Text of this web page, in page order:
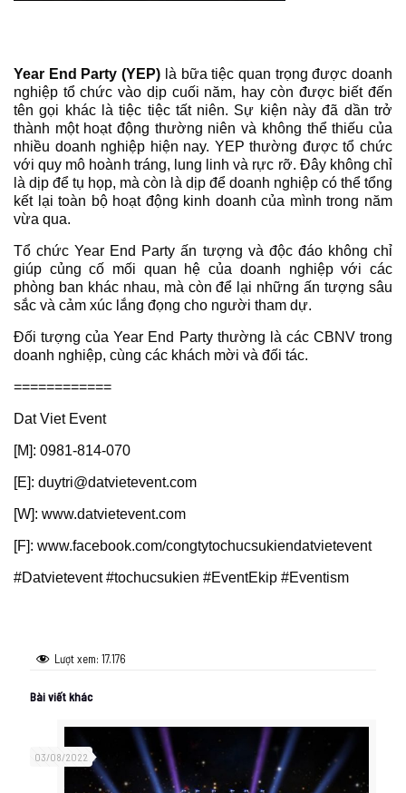
Year End Party (YEP) là bữa tiệc quan trọng được doanh
nghiệp tổ chức vào dịp cuối năm, hay còn được biết đến
tên gọi khác là tiệc tiệc tất niên. Sự kiện này đã dần trở
thành một hoạt động thường niên và không thể thiếu của
nhiều doanh nghiệp hiện nay. YEP thường được tổ chức
với quy mô hoành tráng, lung linh và rực rỡ. Đây không chỉ
là dịp để tụ họp, mà còn là dịp để doanh nghiệp có thể tổng
kết lại toàn bộ hoạt động kinh doanh của mình trong năm
vừa qua.
Tổ chức Year End Party ấn tượng và độc đáo không chỉ
giúp củng cố mối quan hệ của doanh nghiệp với các
phòng ban khác nhau, mà còn để lại những ấn tượng sâu
sắc và cảm xúc lắng đọng cho người tham dự.
Đối tượng của Year End Party thường là các CBNV trong
doanh nghiệp, cùng các khách mời và đối tác.
============
Dat Viet Event
[M]: 0981-814-070
[E]: duytri@datvietevent.com
[W]: www.datvietevent.com
[F]: www.facebook.com/congtytochucsukiendatvietevent
#Datvietevent #tochucsukien #EventEkip #Eventism
Lượt xem: 17.176
Bài viết khác
03/08/2022